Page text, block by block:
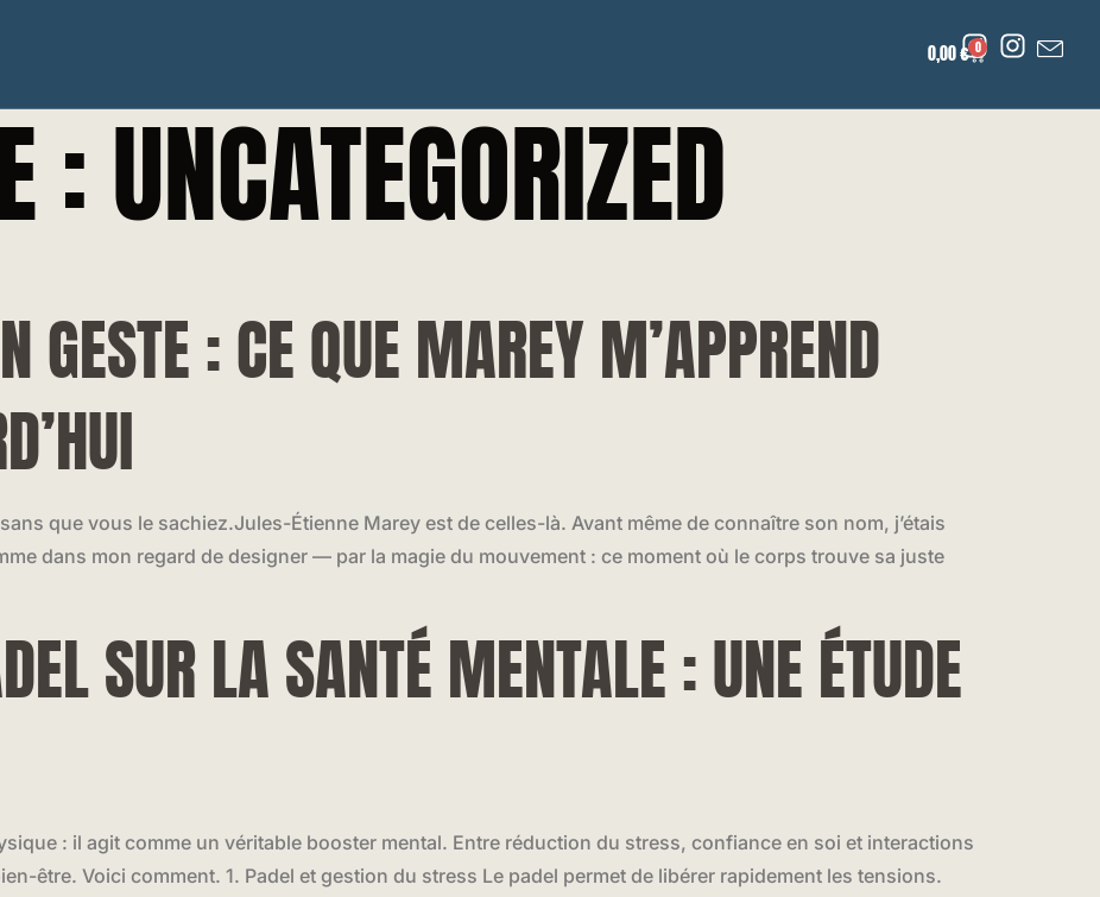
0,00€ 0
:UNCATEGORIZED
GESTE : CE QUE MAREY M’APPREND
que vous le sachiez.Jules-Étienne Marey est de celles-là. Avant même de connaître son nom, j’étais
dans mon regard de designer — par la magie du mouvement : ce moment où le corps trouve sa juste
SUR LA SANTÉ MENTALE : UNE ÉTUDE
: il agit comme un véritable booster mental. Entre réduction du stress, confiance en soi et interactions
être. Voici comment. 1. Padel et gestion du stress Le padel permet de libérer rapidement les tensions.